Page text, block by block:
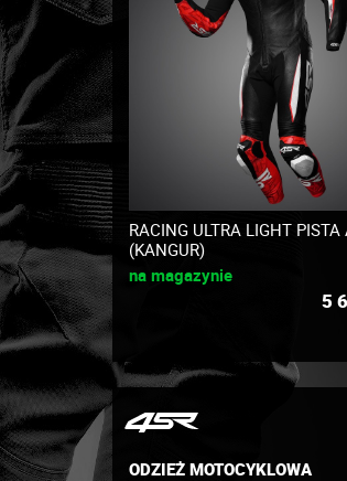
RACING ULTRA LIGHT PISTA
(KANGUR)
na magazynie
5
ODZIEŻ MOTOCYKLOWA